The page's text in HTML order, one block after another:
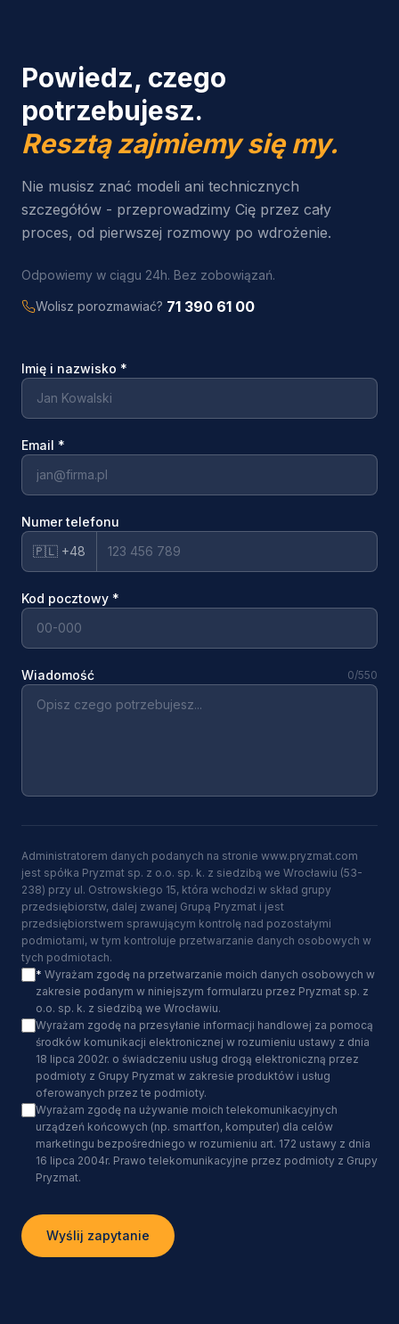
Powiedz, czego
potrzebujesz.
Resztą zajmiemy się my.
Nie musisz znać modeli ani technicznych
szczegółów - przeprowadzimy Cię przez cały
proces, od pierwszej rozmowy po wdrożenie.
Odpowiemy w ciągu 24h. Bez zobowiązań.
Wolisz porozmawiać? 71 390 61 00
Imię i nazwisko *
Email *
Numer telefonu
🇵🇱 +48
Kod pocztowy *
Wiadomość 0/550
Administratorem danych podanych na stronie www.pryzmat.com
jest spółka Pryzmat sp. z o.o. sp. k. z siedzibą we Wrocławiu (53-
238) przy ul. Ostrowskiego 15, która wchodzi w skład grupy
przedsiębiorstw, dalej zwanej Grupą Pryzmat i jest
przedsiębiorstwem sprawującym kontrolę nad pozostałymi
podmiotami, w tym kontroluje przetwarzanie danych osobowych w
tych podmiotach.
* Wyrażam zgodę na przetwarzanie moich danych osobowych w
zakresie podanym w niniejszym formularzu przez Pryzmat sp. z
o.o. sp. k. z siedzibą we Wrocławiu.
Wyrażam zgodę na przesyłanie informacji handlowej za pomocą
środków komunikacji elektronicznej w rozumieniu ustawy z dnia
18 lipca 2002r. o świadczeniu usług drogą elektroniczną przez
podmioty z Grupy Pryzmat w zakresie produktów i usług
oferowanych przez te podmioty.
Wyrażam zgodę na używanie moich telekomunikacyjnych
urządzeń końcowych (np. smartfon, komputer) dla celów
marketingu bezpośredniego w rozumieniu art. 172 ustawy z dnia
16 lipca 2004r. Prawo telekomunikacyjne przez podmioty z Grupy
Pryzmat.
Wyślij zapytanie